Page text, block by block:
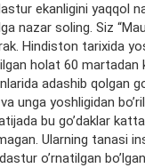
ekanligini yaqqol
nazar soling. Siz
Hindiston tarixida
holat 60 martadan
adashib qolgan
unga yoshligidan
bu go’daklar
Ularning tanasi
o’rnatilgan